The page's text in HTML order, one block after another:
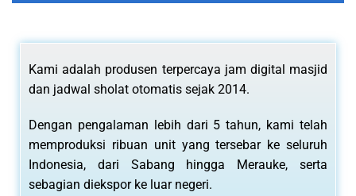
Kami adalah produsen terpercaya jam digital masjid
dan jadwal sholat otomatis sejak 2014.
Dengan pengalaman lebih dari 5 tahun, kami telah
memproduksi ribuan unit yang tersebar ke seluruh
Indonesia, dari Sabang hingga Merauke, serta
sebagian diekspor ke luar negeri.